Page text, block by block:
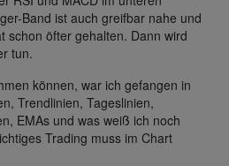
Band ist auch greifbar nahe und
schon öfter gehalten. Dann wird
tun.
können, war ich gefangen in
Trendlinien, Tageslinien,
EMAs und was weiß ich noch
Trading muss im Chart